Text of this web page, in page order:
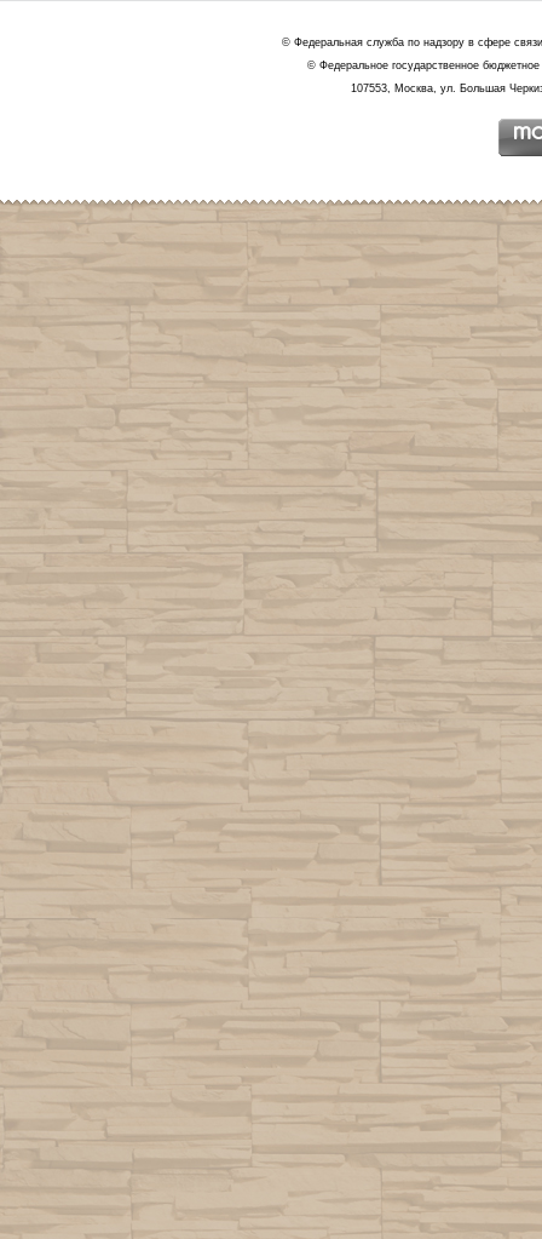
© Федеральная служба по надзору в сфере
© Федеральное государственное
107553, Москва, ул. Большая